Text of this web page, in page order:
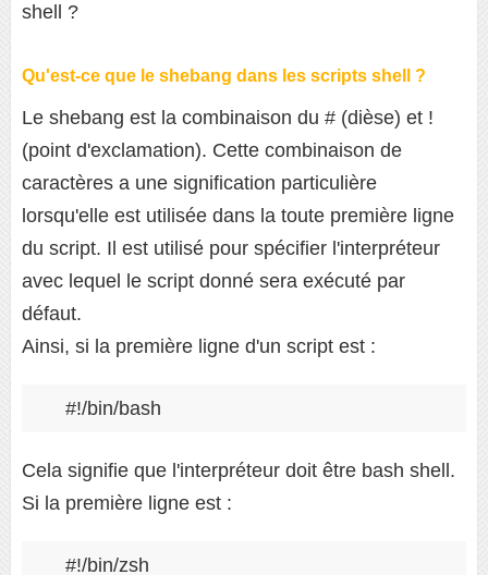
shell ?
Qu'est-ce que le shebang dans les scripts shell ?
Le shebang est la combinaison du # (dièse) et !
(point d'exclamation). Cette combinaison de
caractères a une signification particulière
lorsqu'elle est utilisée dans la toute première ligne
du script. Il est utilisé pour spécifier l'interpréteur
avec lequel le script donné sera exécuté par
défaut.
Ainsi, si la première ligne d'un script est :
#!/bin/bash
Cela signifie que l'interpréteur doit être bash shell.
Si la première ligne est :
#!/bin/zsh